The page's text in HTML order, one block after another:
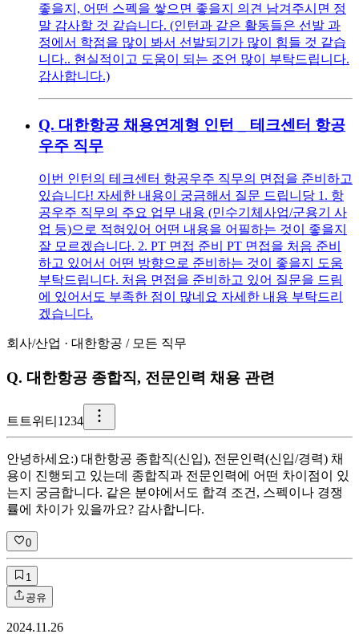
좋을지, 어떤 스펙을 쌓으면 좋을지 의견 남겨주시면 정
말 감사할 것 같습니다. (인턴과 같은 활동들은 선발 과
정에서 학점을 많이 봐서 선발되기가 많이 힘들 것 같습
니다.. 현실적이고 도움이 되는 조언 많이 부탁드립니다.
감사합니다.)
Q. 대한항공 채용연계형 인턴 _ 테크센터 항공
우주 직무
이번 인턴의 테크센터 항공우주 직무의 면접을 준비하고
있습니다! 자세한 내용이 궁금해서 질문 드립니당 1. 항
공우주 직무의 주요 업무 내용 (민수기체사업/군용기 사
업 등)으로 적혀있어 어떤 내용을 어필하는 것이 좋을지
잘 모르겠습니다. 2. PT 면접 준비 PT 면접을 처음 준비
하고 있어서 어떤 방향으로 준비하는 것이 좋을지 도움
부탁드립니다. 처음 면접을 준비하고 있어 질문을 드림
에 있어서도 부족한 점이 많네요 자세한 내용 부탁드리
겠습니다.
회사/산업 · 대한항공 / 모든 직무
Q. 대한항공 종합직, 전문인력 채용 관련
트 트위티1234
안녕하세요:) 대한항공 종합직(신입), 전문인력(신입/경력) 채
용이 진행되고 있는데 종합직과 전문인력에 어떤 차이점이 있
는지 궁금합니다. 같은 분야에서도 합격 조건, 스펙이나 경쟁
률에 차이가 있을까요? 감사합니다.
0
1
공유
2024.11.26